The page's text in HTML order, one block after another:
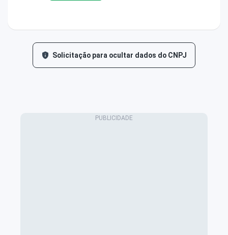
Solicitação para ocultar dados do CNPJ